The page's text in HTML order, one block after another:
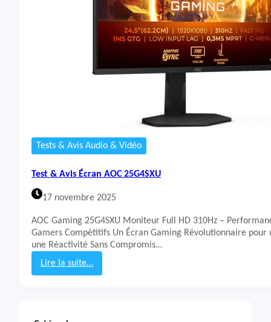
Tests & Avis Audio & Vidéo
Test & Avis Écran AOC 25G4SXU
17 novembre 2025
AOC Gaming 25G4SXU Moniteur Full HD 310Hz –
Gamers Compétitifs Un Écran Gaming Révolutionnaire pour
une Réactivité Sans Compromis…
Lire la suite…
: